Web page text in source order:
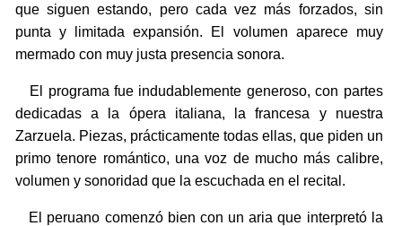
que siguen estando, pero cada vez más forzados, sin
punta y limitada expansión. El volumen aparece muy
mermado con muy justa presencia sonora.
El programa fue indudablemente generoso, con partes
dedicadas a la ópera italiana, la francesa y nuestra
Zarzuela. Piezas, prácticamente todas ellas, que piden un
primo tenore romántico, una voz de mucho más calibre,
volumen y sonoridad que la escuchada en el recital.
El peruano comenzó bien con un aria que interpretó la